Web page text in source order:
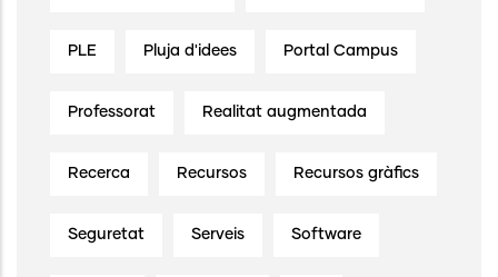
PLE Pluja d'idees Portal Campus
Professorat Realitat augmentada
Recerca Recursos Recursos gràfics
Seguretat Serveis Software